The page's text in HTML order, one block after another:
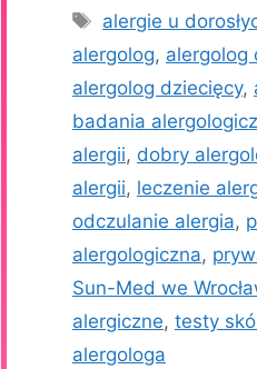
Tagi
alergie u
alergolog, alergolog
alergolog dziecięcy,
badania
alergii, dobry
alergii, leczenie
odczulanie alergia,
alergologiczna,
Sun-Med we
alergiczne, testy
alergologa